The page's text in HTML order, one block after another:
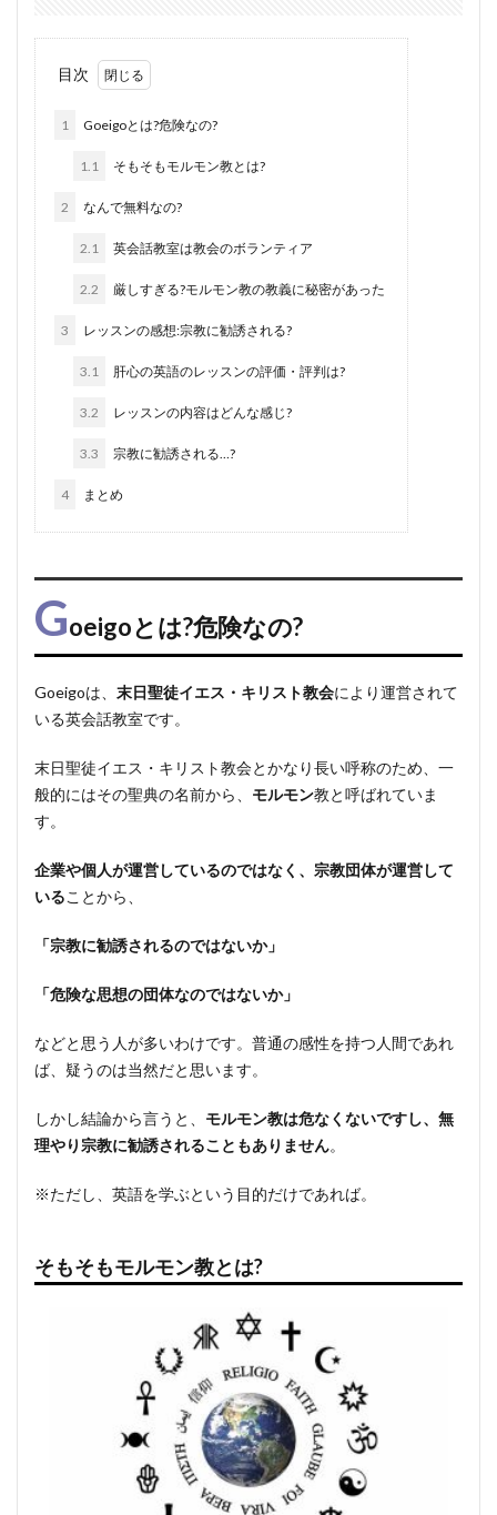
目次
1 Goeigoとは?危険なの?
1.1 そもそもモルモン教とは?
2 なんで無料なの?
2.1 英会話教室は教会のボランティア
2.2 厳しすぎる?モルモン教の教義に秘密があった
3 レッスンの感想:宗教に勧誘される?
3.1 肝心の英語のレッスンの評価・評判は?
3.2 レッスンの内容はどんな感じ?
3.3 宗教に勧誘される…?
4 まとめ
Goeigoとは?危険なの?
Goeigoは、 末日聖徒イエス・キリスト教会により運営されて
いる英会話教室です。
末日聖徒イエス・キリスト教会とかなり長い呼称のため、一
般的にはその聖典の名前から、 モルモン教と呼ばれていま
す。
企業や個人が運営しているのではなく、宗教団体が運営して
いることから、
「宗教に勧誘されるのではないか」
「危険な思想の団体なのではないか」
などと思う人が多いわけです。普通の感性を持つ人間であれ
ば、疑うのは当然だと思います。
しかし結論から言うと、 モルモン教は危なくないですし、無
理やり宗教に勧誘されることもありません。
※ただし、英語を学ぶという目的だけであれば。
そもそもモルモン教とは?